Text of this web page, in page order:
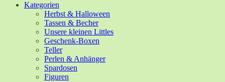
Kategorien
Herbst & Halloween
Tassen & Becher
Unsere kleinen Littles
Geschenk-Boxen
Teller
Perlen & Anhänger
Spardosen
Figuren